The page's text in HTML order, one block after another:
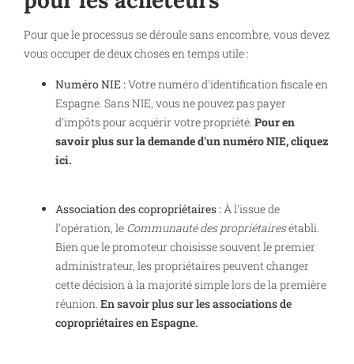
Pour que le processus se déroule sans encombre, vous devez
vous occuper de deux choses en temps utile :
Numéro NIE :Votre numéro d'identification fiscale en
Espagne. Sans NIE, vous ne pouvez pas payer
d'impôts pour acquérir votre propriété. Pour en
savoir plus sur la demande d'un numéro NIE, cliquez
ici.
Association des copropriétaires :À l'issue de
l'opération, le Communauté des propriétairesétabli.
Bien que le promoteur choisisse souvent le premier
administrateur, les propriétaires peuvent changer
cette décision à la majorité simple lors de la première
réunion. En savoir plus sur les associations de
copropriétaires en Espagne.